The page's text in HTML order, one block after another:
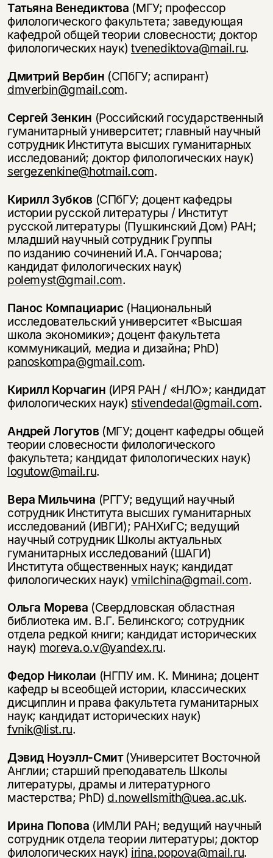
Татьяна Венедиктова (МГУ; профессор
филологического факультета; заведующая
кафедрой общей теории словесности; доктор
филологических наук) tvenediktova@mail.ru.
Дмитрий Вербин (СПбГУ; аспирант)
dmverbin@gmail.com.
Сергей Зенкин (Российский государственный
гуманитарный университет; главный научный
сотрудник Института высших гуманитарных
исследований; доктор филологических наук)
sergezenkine@hotmail.com.
Кирилл Зубков(СПбГУ; доцент кафедры
истории русской литературы / Институт
русской литературы (Пушкинский Дом) РАН;
младший научный сотрудник Группы
по изданию сочинений И.А. Гончарова;
кандидат филологических наук)
polemyst@gmail.com.
Панос Компациарис(Национальный
исследовательский университет «Высшая
школа экономики»; доцент факультета
коммуникаций, медиа и дизайна; PhD)
panoskompa@gmail.com.
Кирилл Корчагин (ИРЯ РАН / «НЛО»; кандидат
филологических наук) stivendedal@gmail.com.
Андрей Логутов(МГУ; доцент кафедры общей
теории словесности филологического
факультета; кандидат филологических наук)
logutow@mail.ru.
Вера Мильчина (РГГУ; ведущий научный
сотрудник Института высших гуманитарных
исследований (ИВГИ); РАНХиГС; ведущий
научный сотрудник Школы актуальных
гуманитарных исследований (ШАГИ)
Института общественных наук; кандидат
филологических наук) vmilchina@gmail.com.
Ольга Морева (Свердловская областная
библиотека им. В.Г. Белинского; сотрудник
отдела редкой книги; кандидат исторических
наук) moreva.o.v@yandex.ru.
Федор Николаи (НГПУ им. К. Минина; доцент
кафедр ы всеобщей истории, классических
дисциплин и права факультета гуманитарных
наук; кандидат исторических наук)
fvnik@list.ru.
Дэвид Ноуэлл-Смит(Университет Восточной
Англии; старший преподаватель Школы
литературы, драмы и литературного
мастерства; PhD) d.nowellsmith@uea.ac.uk.
Ирина Попова (ИМЛИ РАН; ведущий научный
сотрудник отдела теории литературы; доктор
филологических наук) irina.popova@mail.ru.
Подписка на рассылку
Раз в неделю мы отправляем рассылку
о книгах и событиях «НЛО».
За подписку дарим промокод на
скидку 15%
Я соглашаюсь с Политикой конфиденциальности
подписаться
Этой книги временно
нет в продаже.
Вы можете подписаться на
уведомления, и при поступлении книги
на склад получить письмо на указанный
электронный адрес.
Я соглашаюсь сПолитикой конфиденциальности
подписаться
Эта книга
несовершеннолетних
Скажите, пожалуйста,
вам уже исполнилось 18 лет?
да
нет, вернуться назад